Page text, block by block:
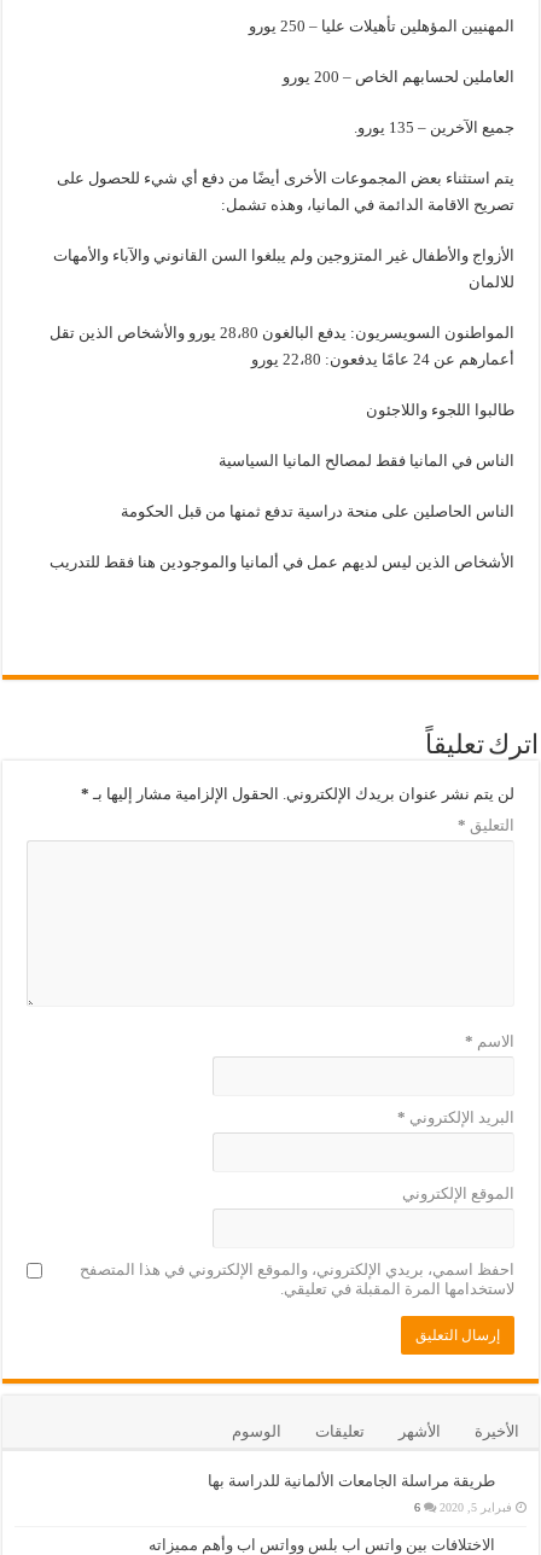
المهنيين المؤهلين تأهيلات عليا – 250 يورو
العاملين لحسابهم الخاص – 200 يورو
جميع الآخرين – 135 يورو.
يتم استثناء بعض المجموعات الأخرى أيضًا من دفع أي شيء للحصول على
تصريح الاقامة الدائمة في المانيا، وهذه تشمل:
الأزواج والأطفال غير المتزوجين ولم يبلغوا السن القانوني والآباء والأمهات
للالمان
المواطنون السويسريون: يدفع البالغون 28،80 يورو والأشخاص الذين تقل
أعمارهم عن 24 عامًا يدفعون: 22،80 يورو
طالبوا اللجوء واللاجئون
الناس في المانيا فقط لمصالح المانيا السياسية
الناس الحاصلين على منحة دراسية تدفع ثمنها من قبل الحكومة
الأشخاص الذين ليس لديهم عمل في ألمانيا والموجودين هنا فقط للتدريب
اترك تعليقاً
لن يتم نشر عنوان بريدك الإلكتروني. الحقول الإلزامية مشار إليها بـ *
التعليق *
الاسم *
البريد الإلكتروني *
الموقع الإلكتروني
احفظ اسمي، بريدي الإلكتروني، والموقع الإلكتروني في هذا المتصفح
لاستخدامها المرة المقبلة في تعليقي.
الأخيرة الأشهر تعليقات الوسوم
طريقة مراسلة الجامعات الألمانية للدراسة بها
فبراير 5, 2020 6
الاختلافات بين واتس اب بلس وواتس اب وأهم مميزاته